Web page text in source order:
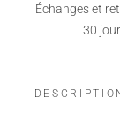
Échanges et
30